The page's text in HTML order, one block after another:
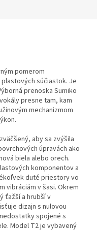
pomerom
súčiastok. Je
prenoska Sumiko
presne tam, kam
mechanizmom
aby sa zvýšila
úpravách ako
biela alebo orech.
komponentov a
duté priestory vo
vibráciám v šasi. Okrem
ťažší a hrubší v
dizajn s nulovou
spojené s
Model T2 je vybavený